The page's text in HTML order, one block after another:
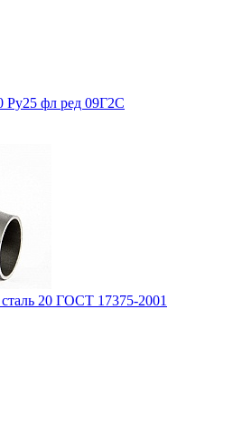
Ру25 фл ред 09Г2С
20 ГОСТ 17375-2001